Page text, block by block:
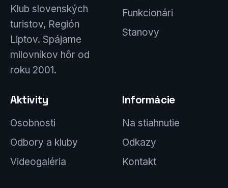
Klub slovenských
turistov, Región
Liptov. Spájame
milovníkov hôr od
roku 2001.
Funkcionári
Stanovy
Aktivity
Osobnosti
Odbory a kluby
Videogaléria
Informácie
Na stiahnutie
Odkazy
Kontakt